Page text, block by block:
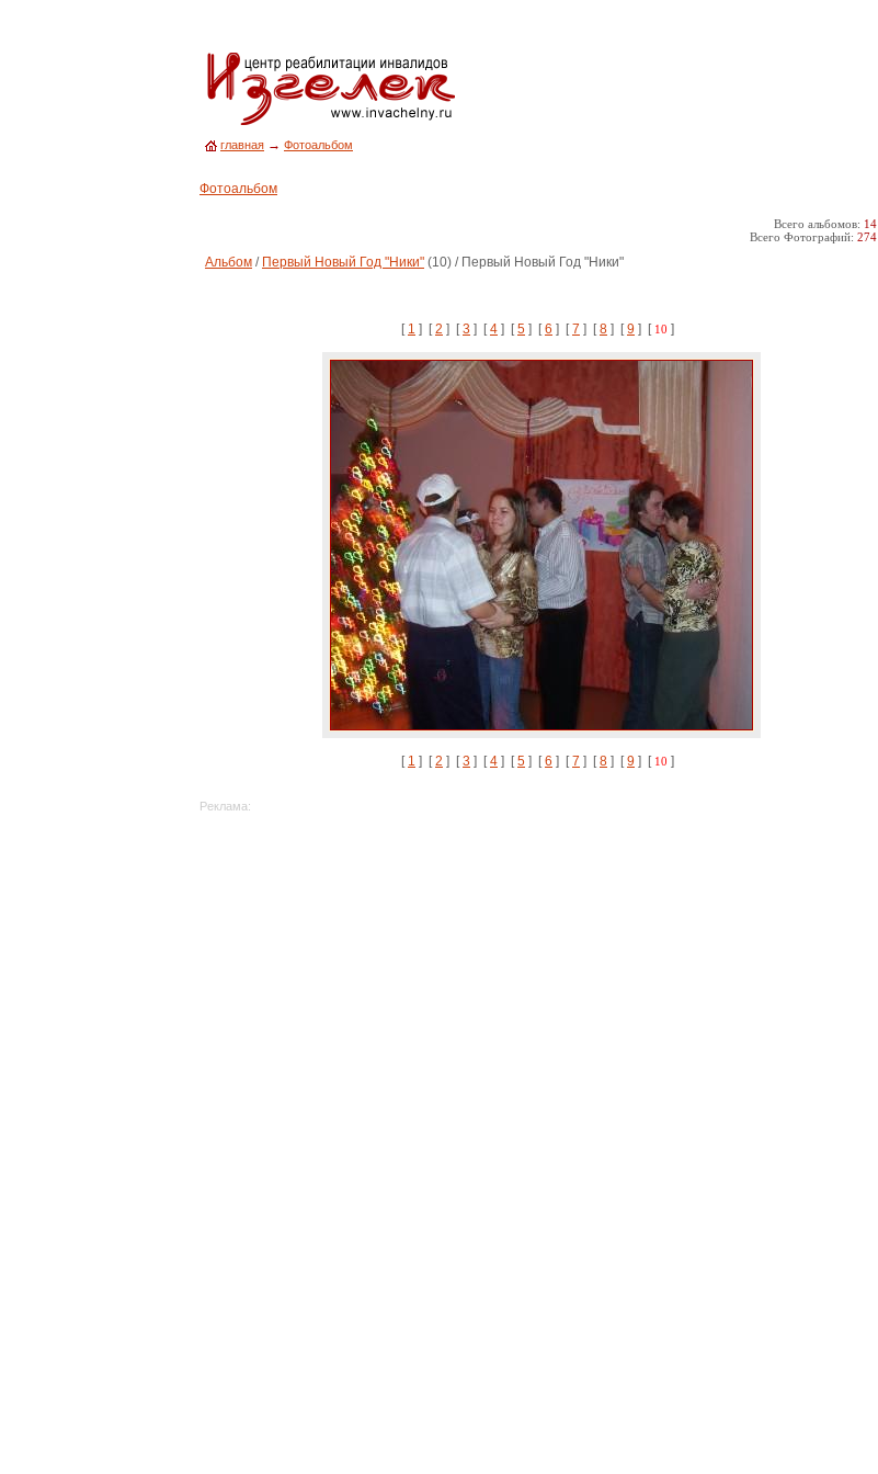
главная → Фотоальбом
Фотоальбом
Всего альбомов: 14
Всего Фотографий: 274
Альбом / Первый Новый Год "Ники" (10) / Первый Новый Год "Ники"
[ 1 ] [2 ] [3 ] [4 ] [5 ] [6 ] [7 ] [8 ] [9 ] [ 10 ]
[ 1 ] [2 ] [3 ] [4 ] [5 ] [6 ] [7 ] [8 ] [9 ] [ 10 ]
Реклама: